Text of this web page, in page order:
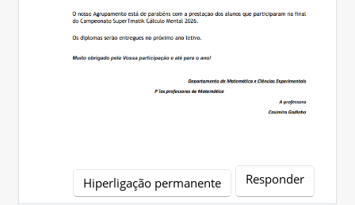
Hiperligação permanente Responder